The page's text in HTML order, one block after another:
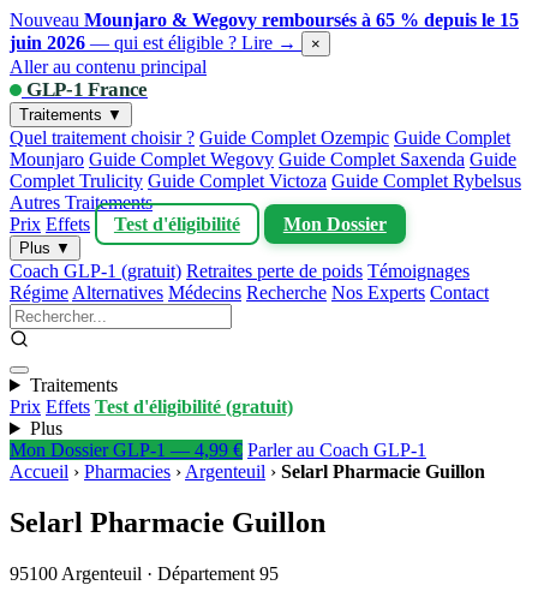
Nouveau Mounjaro & Wegovy remboursés à 65 % depuis le 15
juin 2026 — qui est éligible ? Lire → ×
Aller au contenu principal
GLP-1 France
Traitements ▼
Quel traitement choisir ? Guide Complet Ozempic Guide Complet
Mounjaro Guide Complet Wegovy Guide Complet Saxenda Guide
Complet Trulicity Guide Complet Victoza Guide Complet Rybelsus
Autres Traitements
Prix Effets Test d'éligibilité Mon Dossier
Plus ▼
Coach GLP-1 (gratuit) Retraites perte de poids Témoignages
Régime Alternatives Médecins Recherche Nos Experts Contact
Traitements
Prix Effets Test d'éligibilité (gratuit)
Plus
Mon Dossier GLP-1 — 4,99 € Parler au Coach GLP-1
Accueil › Pharmacies › Argenteuil › Selarl Pharmacie Guillon
Selarl Pharmacie Guillon
95100 Argenteuil · Département 95